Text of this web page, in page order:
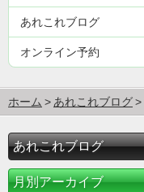
あれこれブログ
オンライン予約
ホーム あれこれブログ
あれこれブログ
月別アーカイブ